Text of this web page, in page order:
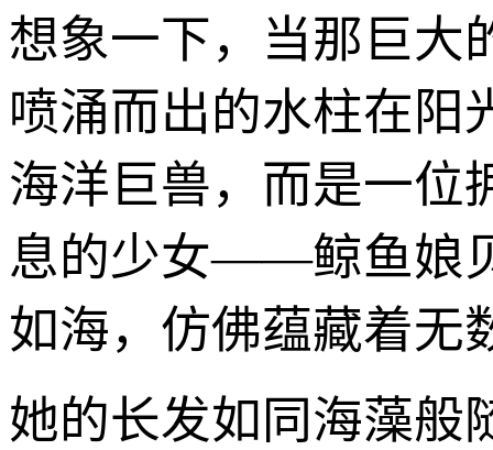
想象一下，当那巨大
喷涌而出的水柱在阳
海洋巨兽，而是一位
息的少女——鲸鱼娘
如海，仿佛蕴藏着无
她的长发如同海藻般